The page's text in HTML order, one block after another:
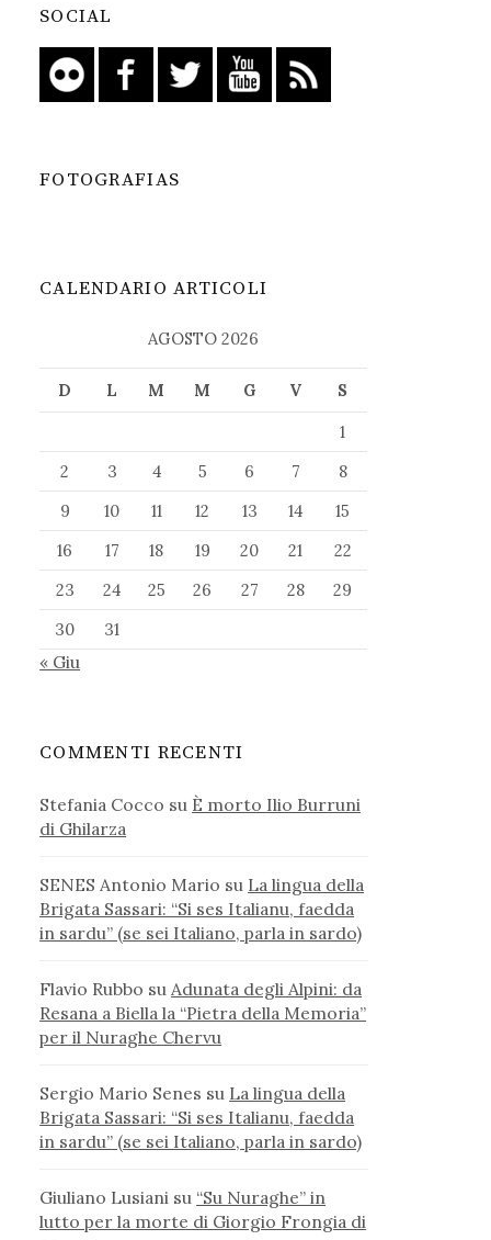
SOCIAL
FOTOGRAFIAS
CALENDARIO ARTICOLI
AGOSTO 2026
D L M M G V
S
1
2
3 4 5 6 7
8
9
10 11 12 13 14
15
16
17 18 19 20 21
22
23
24 25 26 27 28
29
30
31
« Giu
COMMENTI RECENTI
Stefania Cocco su È morto Ilio Burruni
di Ghilarza
SENES Antonio Mario su La lingua della
Brigata Sassari: “Si ses Italianu, faedda
in sardu” (se sei Italiano, parla in sardo)
Flavio Rubbo su Adunata degli Alpini: da
Resana a Biella la “Pietra della Memoria”
per il Nuraghe Chervu
Sergio Mario Senes su La lingua della
Brigata Sassari: “Si ses Italianu, faedda
in sardu” (se sei Italiano, parla in sardo)
Giuliano Lusiani su “Su Nuraghe” in
lutto per la morte di Giorgio Frongia di